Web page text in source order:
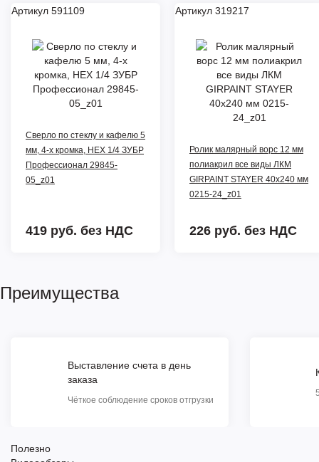
Артикул 591109
Сверло по стеклу и кафелю 5
мм, 4-х кромка, HEX 1/4 ЗУБР
Профессионал 29845-
05_z01
419 руб. без НДС
Артикул 319217
Ролик малярный ворс 12 мм
полиакрил все виды ЛКМ
GIRPAINT STAYER 40х240 мм
0215-24_z01
226 руб. без НДС
Преимущества
Выставление счета в день
заказа
Чёткое соблюдение сроков отгрузки
Полезно